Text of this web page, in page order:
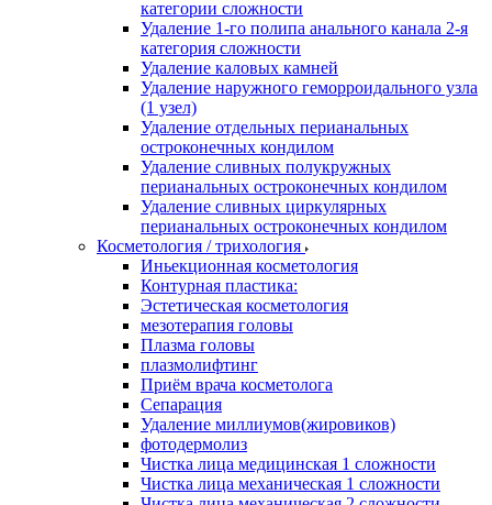
категории сложности
Удаление 1-го полипа анального канала 2-я
категория сложности
Удаление каловых камней
Удаление наружного геморроидального узла
(1 узел)
Удаление отдельных перианальных
остроконечных кондилом
Удаление сливных полукружных
перианальных остроконечных кондилом
Удаление сливных циркулярных
перианальных остроконечных кондилом
Косметология / трихология
Иньекционная косметология
Контурная пластика:
Эстетическая косметология
мезотерапия головы
Плазма головы
плазмолифтинг
Приём врача косметолога
Сепарация
Удаление миллиумов(жировиков)
фотодермолиз
Чистка лица медицинская 1 сложности
Чистка лица механическая 1 сложности